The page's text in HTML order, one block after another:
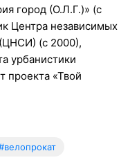
город (О.Л.Г.)» (с
Центра независимых
(с 2000),
урбанистики
проекта «Твой